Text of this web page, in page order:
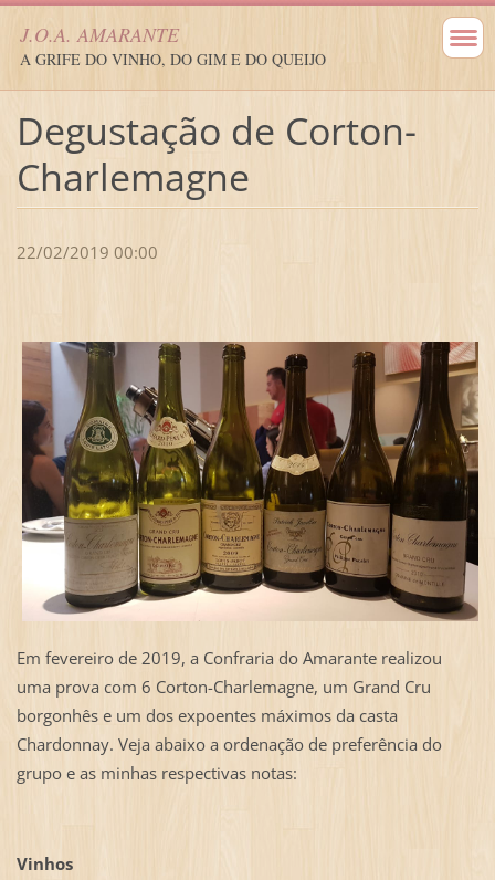
J.O.A. AMARANTE
A GRIFE DO VINHO, DO GIM E DO QUEIJO
Degustação de Corton-
Charlemagne
22/02/2019 00:00
Em fevereiro de 2019, a Confraria do Amarante realizou
uma prova com 6 Corton-Charlemagne, um Grand Cru
borgonhês e um dos expoentes máximos da casta
Chardonnay. Veja abaixo a ordenação de preferência do
grupo e as minhas respectivas notas:
Vinhos